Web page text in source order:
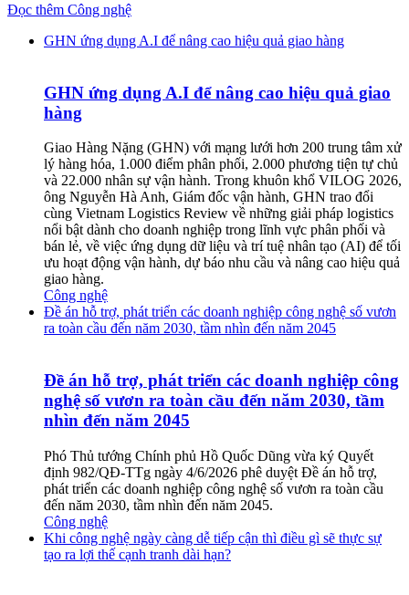
Đọc thêm Công nghệ
GHN ứng dụng A.I để nâng cao hiệu quả giao hàng
GHN ứng dụng A.I để nâng cao hiệu quả giao
hàng
Giao Hàng Nặng (GHN) với mạng lưới hơn 200 trung tâm xử
lý hàng hóa, 1.000 điểm phân phối, 2.000 phương tiện tự chủ
và 22.000 nhân sự vận hành. Trong khuôn khổ VILOG 2026,
ông Nguyễn Hà Anh, Giám đốc vận hành, GHN trao đổi
cùng Vietnam Logistics Review về những giải pháp logistics
nổi bật dành cho doanh nghiệp trong lĩnh vực phân phối và
bán lẻ, về việc ứng dụng dữ liệu và trí tuệ nhân tạo (AI) để tối
ưu hoạt động vận hành, dự báo nhu cầu và nâng cao hiệu quả
giao hàng.
Công nghệ
Đề án hỗ trợ, phát triển các doanh nghiệp công nghệ số vươn
ra toàn cầu đến năm 2030, tầm nhìn đến năm 2045
Đề án hỗ trợ, phát triển các doanh nghiệp công
nghệ số vươn ra toàn cầu đến năm 2030, tầm
nhìn đến năm 2045
Phó Thủ tướng Chính phủ Hồ Quốc Dũng vừa ký Quyết
định 982/QĐ-TTg ngày 4/6/2026 phê duyệt Đề án hỗ trợ,
phát triển các doanh nghiệp công nghệ số vươn ra toàn cầu
đến năm 2030, tầm nhìn đến năm 2045.
Công nghệ
Khi công nghệ ngày càng dễ tiếp cận thì điều gì sẽ thực sự
tạo ra lợi thế cạnh tranh dài hạn?